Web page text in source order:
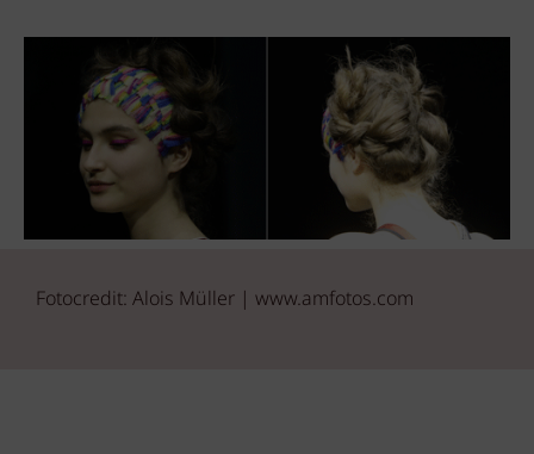
Fotocredit: Alois Müller | www.amfotos.com